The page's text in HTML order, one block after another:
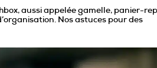
aussi appelée gamelle, panier-
Nos astuces pour des